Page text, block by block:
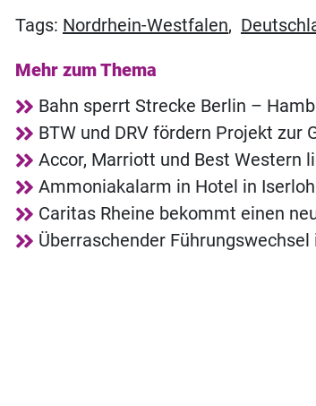
Tags: Nordrhein-Westfalen,
Mehr zum Thema
Bahn sperrt Strecke Berlin –
BTW und DRV fördern Projekt zur
Accor, Marriott und Best Western
Ammoniakalarm in Hotel in
Caritas Rheine bekommt einen
Überraschender